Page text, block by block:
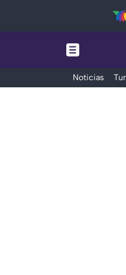
Noticias